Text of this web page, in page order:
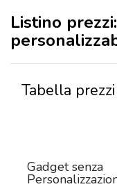
Listino
Tabella
Gadget senza